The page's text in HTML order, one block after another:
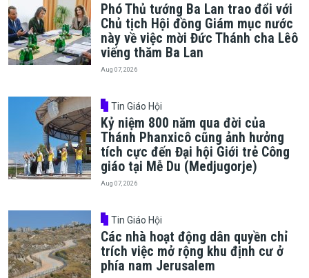
Phó Thủ tướng Ba Lan trao đổi với
Chủ tịch Hội đồng Giám mục nước
này về việc mời Đức Thánh cha Lêô
viếng thăm Ba Lan
Aug 07, 2026
Tin Giáo Hội
Kỷ niệm 800 năm qua đời của
Thánh Phanxicô cũng ảnh hưởng
tích cực đến Đại hội Giới trẻ Công
giáo tại Mễ Du (Medjugorje)
Aug 07, 2026
Tin Giáo Hội
Các nhà hoạt động dân quyền chỉ
trích việc mở rộng khu định cư ở
phía nam Jerusalem